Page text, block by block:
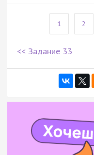
1 2
<< Задание 33